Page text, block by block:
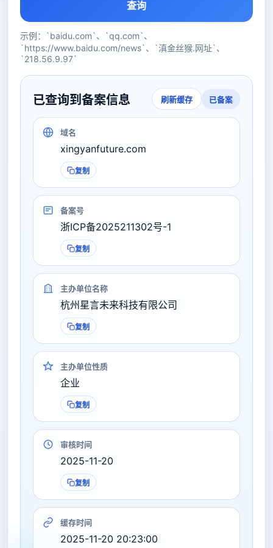
查询
示例：`baidu.com`、`qq.com`、
`https://www.baidu.com/news`、`滇金丝猴.网址`、
`218.56.9.97`
已查询到备案信息 刷新缓存 已备案
域名
xingyanfuture.com
复制
备案号
浙ICP备2025211302号-1
复制
主办单位名称
杭州星言未来科技有限公司
复制
主办单位性质
企业
复制
审核时间
2025-11-20
复制
缓存时间
2025-11-20 20:23:00